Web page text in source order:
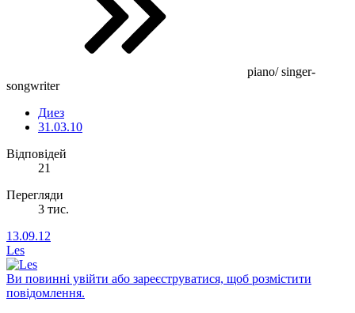
piano/ singer-
songwriter
Диез
31.03.10
Відповідей
21
Перегляди
3 тис.
13.09.12
Les
Ви повинні увійти або зареєструватися, щоб розмістити
повідомлення.